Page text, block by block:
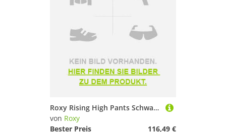
Roxy Rising High Pants Schwarz M Frau
von Roxy
Bester Preis
116,49 €